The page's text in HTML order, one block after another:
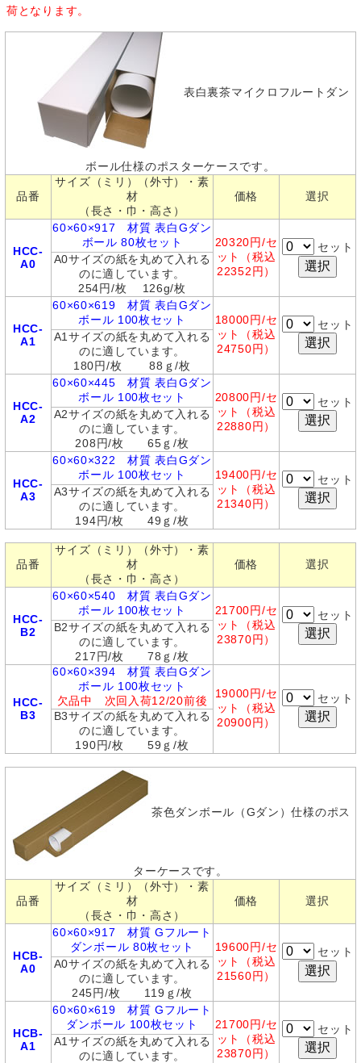
荷となります。
表白裏茶マイクロフルートダン
ボール仕様のポスターケースです。
品番
サイズ（ミリ）（外寸）・素
材
（長さ・巾・高さ）
価格 選択
HCC-
A0
60×60×917 材質 表白Gダン
ボール 80枚セット
20320円/セ
ット（税込
22352円）
セット
A0サイズの紙を丸めて入れる
のに適しています。
254円/枚 126g/枚
HCC-
A1
60×60×619 材質 表白Gダン
ボール 100枚セット
18000円/セ
ット（税込
24750円）
セット
A1サイズの紙を丸めて入れる
のに適しています。
180円/枚 88ｇ/枚
HCC-
A2
60×60×445 材質 表白Gダン
ボール 100枚セット
20800円/セ
ット（税込
22880円）
セット
A2サイズの紙を丸めて入れる
のに適しています。
208円/枚 65ｇ/枚
HCC-
A3
60×60×322 材質 表白Gダン
ボール 100枚セット
19400円/セ
ット（税込
21340円）
セット
A3サイズの紙を丸めて入れる
のに適しています。
194円/枚 49ｇ/枚
品番
サイズ（ミリ）（外寸）・素
材
（長さ・巾・高さ）
価格 選択
HCC-
B2
60×60×540 材質 表白Gダン
ボール 100枚セット
21700円/セ
ット（税込
23870円）
セット
B2サイズの紙を丸めて入れる
のに適しています。
217円/枚 78ｇ/枚
HCC-
B3
60×60×394 材質 表白Gダン
ボール 100枚セット
欠品中 次回入荷12/20前後
19000円/セ
ット（税込
20900円）
セット
B3サイズの紙を丸めて入れる
のに適しています。
190円/枚 59ｇ/枚
茶色ダンボール（Gダン）仕様のポス
ターケースです。
品番
サイズ（ミリ）（外寸）・素
材
（長さ・巾・高さ）
価格 選択
HCB-
A0
60×60×917 材質 Gフルート
ダンボール 80枚セット
19600円/セ
ット（税込
21560円）
セット
A0サイズの紙を丸めて入れる
のに適しています。
245円/枚 119ｇ/枚
HCB-
A1
60×60×619 材質 Gフルート
ダンボール 100枚セット
21700円/セ
ット（税込
23870円）
セット
A1サイズの紙を丸めて入れる
のに適しています。